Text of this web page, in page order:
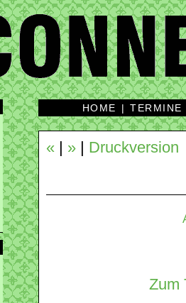
HOME |TERMINE
« » Druckversion
Zum